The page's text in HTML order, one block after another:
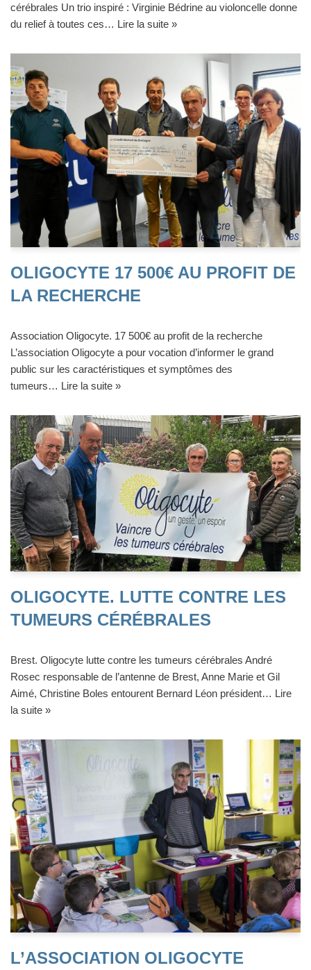
cérébrales Un trio inspiré : Virginie Bédrine au violoncelle donne
du relief à toutes ces… Lire la suite »
OLIGOCYTE 17 500€ AU PROFIT DE
LA RECHERCHE
Association Oligocyte. 17 500€ au profit de la recherche
L’association Oligocyte a pour vocation d’informer le grand
public sur les caractéristiques et symptômes des
tumeurs… Lire la suite »
OLIGOCYTE. LUTTE CONTRE LES
TUMEURS CÉRÉBRALES
Brest. Oligocyte lutte contre les tumeurs cérébrales André
Rosec responsable de l’antenne de Brest, Anne Marie et Gil
Aimé, Christine Boles entourent Bernard Léon président… Lire
la suite »
L’ASSOCIATION OLIGOCYTE